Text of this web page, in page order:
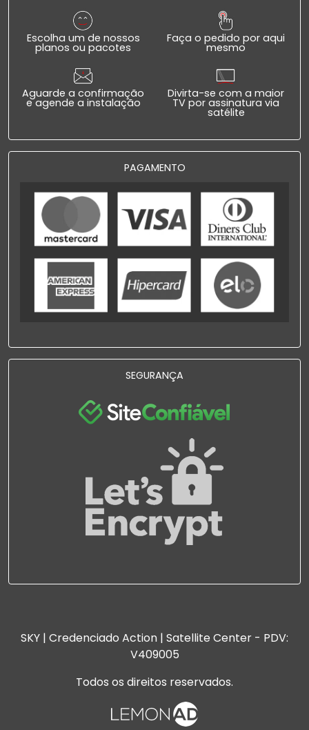
Escolha um de nossos
planos ou pacotes
Faça o pedido por aqui
mesmo
Aguarde a confirmação
e agende a instalação
Divirta-se com a maior
TV por assinatura via
satélite
PAGAMENTO
SEGURANÇA
SKY | Credenciado Action | Satellite Center - PDV:
V409005
Todos os direitos reservados.